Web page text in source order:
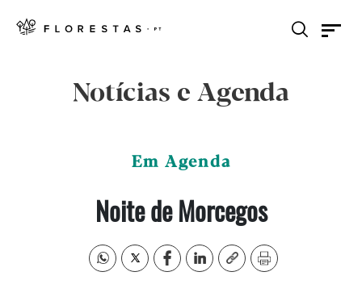
Notícias e Agenda
Em Agenda
Noite de Morcegos